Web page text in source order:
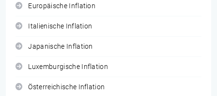
Europäische Inflation
Italienische Inflation
Japanische Inflation
Luxemburgische Inflation
Österreichische Inflation